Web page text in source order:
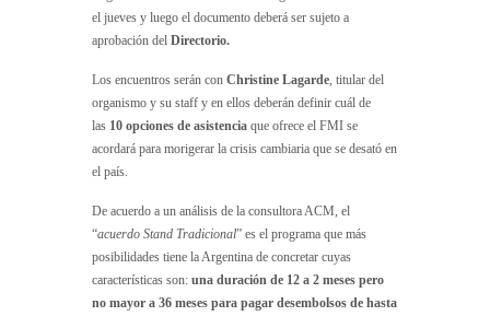
el jueves y luego el documento deberá ser sujeto a
aprobación del Directorio.
Los encuentros serán con Christine Lagarde , titular del
organismo y su staff y en ellos deberán definir cuál de
las 10 opciones de asistencia que ofrece el FMI se
acordará para morigerar la crisis cambiaria que se desató en
el país.
De acuerdo a un análisis de la consultora ACM, el
“acuerdo Stand Tradicional” es el programa que más
posibilidades tiene la Argentina de concretar cuyas
características son: una duración de 12 a 2 meses pero
no mayor a 36 meses para pagar desembolsos de hasta